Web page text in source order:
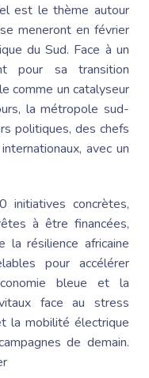
est le thème autour
meneront en février
du Sud. Face à un
pour sa transition
comme un catalyseur
la métropole sud-
politiques, des chefs
avec un
concrètes,
à être financées,
la résilience africaine
pour accélérer
bleue et la
face au stress
la mobilité électrique
de demain.